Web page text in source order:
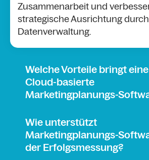
Zusammenarbeit und
strategische Ausrichtung
Datenverwaltung.
Welche Vorteile bringt eine
Cloud-basierte
Marketingplanungs-
Wie unterstützt
Marketingplanungs-
der Erfolgsmessung?